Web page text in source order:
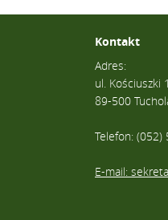
Kontakt
Adres:
ul. Kościuszki
89-500
Telefon: (052)
E-mail: